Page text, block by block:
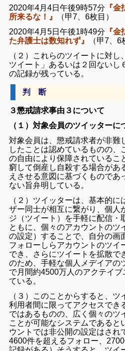
2020年4月4日午後9時57分 『
所来るな！』
（甲7、6枚目）
2020年4月5日午後1時49分 『
た弁護士は数知れず』
（甲7、6
（２）これらのツイートに対し
ツイート」あるいは２回ないし
の記録が残っている。
判 断
３懲戒請求事由３について
（１）対象会員のツイッターに
対象会員は、懲戒請求者が非難
したことは認めているものの、
の自由により保障されているこ
窮して倒産し自殺する場合があ
えさせる意図に基づくものであ
ない旨弁明している。
（２）ツイッターは、基本的
ザー同士が相互に繋がり、個人
ジ（ツイート）を手軽に配信・
ともに、個々のアカウントのツ
の設定）することで、自分の画
フォローしらアカウントのツイ
でき、さらにツイートを拡散で
のため、手軽な個人メデイアの
で月間約4500万人のアクテイ
ている。
（３）このことからすると、
利用者間に限ってアクセスでき
ではあるものの、広く個々のツ
ことが可能なシステムであると
ウントでは非公開の設定はされ
4600件を超えるフォロー、